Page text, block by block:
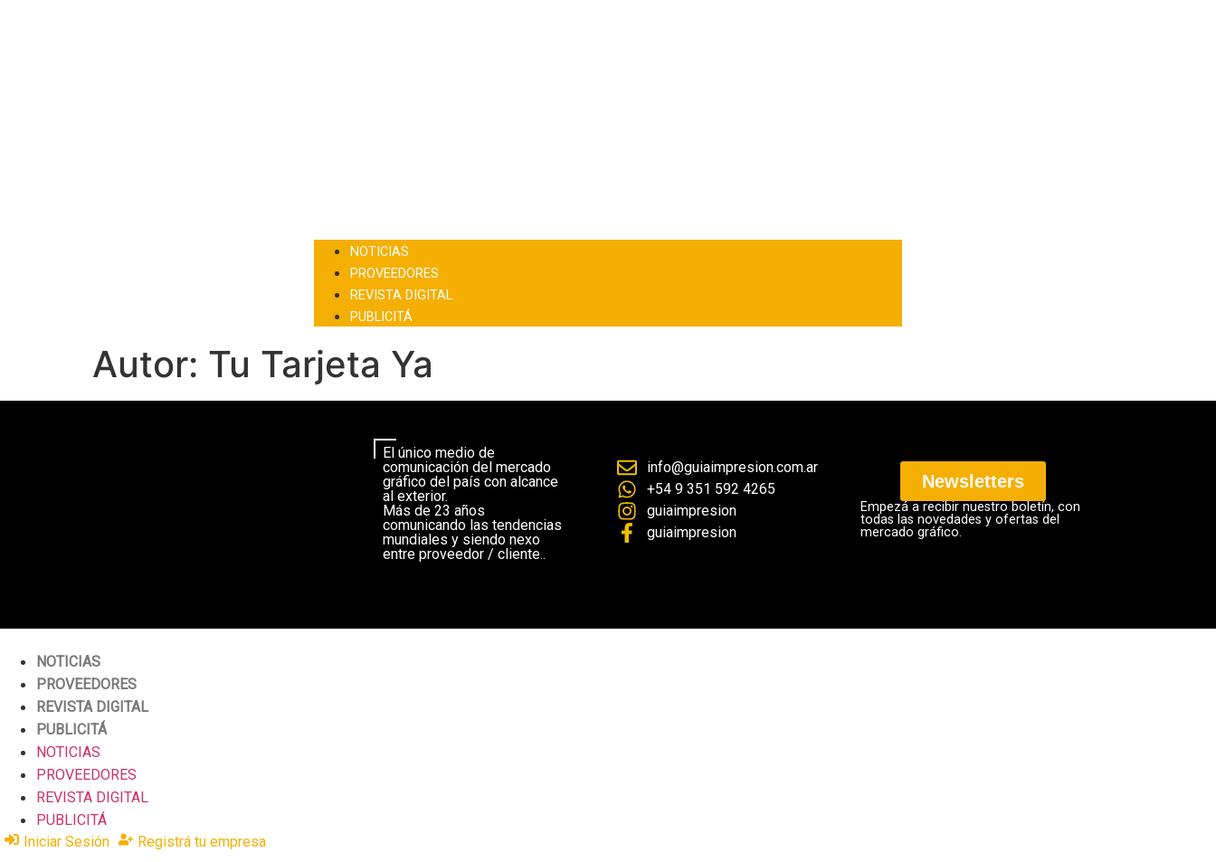
NOTICIAS
PROVEEDORES
REVISTA DIGITAL
PUBLICITÁ
Autor: Tu Tarjeta Ya
El único medio de
comunicación del mercado
gráfico del país con alcance
al exterior.
Más de 23 años
comunicando las tendencias
mundiales y siendo nexo
entre proveedor / cliente..
info@guiaimpresion.com.ar
+54 9 351 592 4265
guiaimpresion
guiaimpresion
Newsletters
Empezá a recibir nuestro boletín, con
todas las novedades y ofertas del
mercado gráfico.
NOTICIAS
PROVEEDORES
REVISTA DIGITAL
PUBLICITÁ
NOTICIAS
PROVEEDORES
REVISTA DIGITAL
PUBLICITÁ
Iniciar Sesión
Registrá tu empresa